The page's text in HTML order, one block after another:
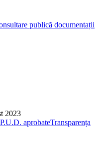
publică documentații
2023
aprobateTransparența